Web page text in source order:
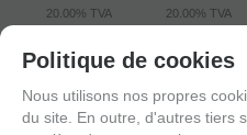
20.00%TVA
-
+
20.00%TVA
-
+
Politique de cookies
Nous utilisons nos propres
du site. En outre, d'autres tiers